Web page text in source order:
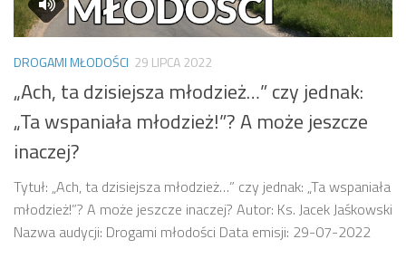
DROGAMI MŁODOŚCI 29 LIPCA 2022
„Ach, ta dzisiejsza młodzież…” czy jednak:
„Ta wspaniała młodzież!”? A może jeszcze
inaczej?
Tytuł: „Ach, ta dzisiejsza młodzież…” czy jednak: „Ta wspaniała
młodzież!”? A może jeszcze inaczej? Autor: Ks. Jacek Jaśkowski
Nazwa audycji: Drogami młodości Data emisji: 29-07-2022